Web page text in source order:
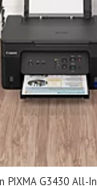
PIXMA G3430 All-